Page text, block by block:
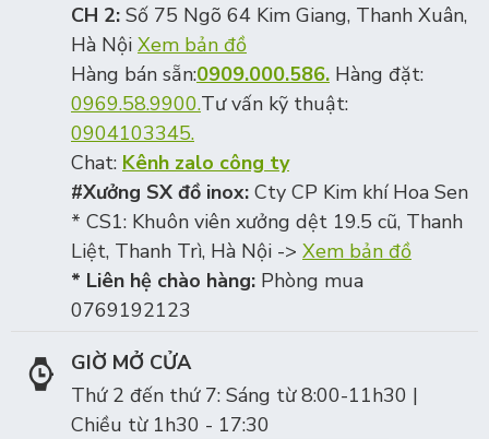
CH 2: Số 75 Ngõ 64 Kim Giang, Thanh Xuân,
Hà Nội Xem bản đồ
Hàng bán sẵn:0909.000.586. Hàng đặt:
0969.58.9900.Tư vấn kỹ thuật:
0904103345.
Chat: Kênh zalo công ty
#Xưởng SX đồ inox: Cty CP Kim khí Hoa Sen
* CS1: Khuôn viên xưởng dệt 19.5 cũ, Thanh
Liệt, Thanh Trì, Hà Nội -> Xem bản đồ
* Liên hệ chào hàng: Phòng mua
0769192123
GIỜ MỞ CỬA
Thứ 2 đến thứ 7: Sáng từ 8:00-11h30 |
Chiều từ 1h30 - 17:30